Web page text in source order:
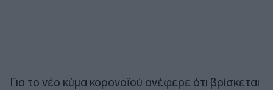
Για το νέο κύμα κορoνοϊού ανέφερε ότι βρίσκεται